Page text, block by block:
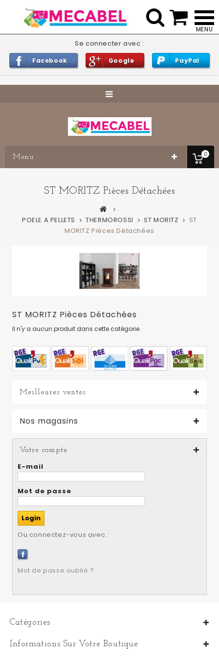
Se connecter avec :
Facebook Google PayPal
0
Menu
ST MORITZ Pièces Détachées
POELE A PELLETS THERMOROSSI ST MORITZ
ST
MORITZ Pièces Détachées
ST MORITZ Pièces Détachées
Il n'y a aucun produit dans cette catégorie.
Meilleures ventes
Nos magasins
Votre compte
E-mail
Mot de passe
Ou connectez-vous avec :
Mot de passe oublié ?
Catégories
Informations Sur Votre Boutique
 